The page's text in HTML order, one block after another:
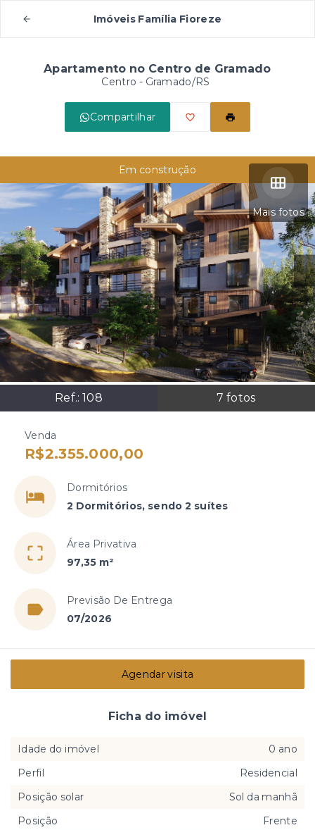
Imóveis Família Fioreze
Apartamento no Centro de Gramado
Centro - Gramado/RS
Compartilhar
Mais fotos
Ref.:108 7 fotos
Em construção
Venda
R$2.355.000,00
Dormitórios
2 Dormitórios, sendo 2 suítes
Área Privativa
97,35 m²
Previsão De Entrega
07/2026
Agendar visita
Ficha do imóvel
Idade do imóvel
0 ano
Perfil
Residencial
Posição solar
Sol da manhã
Posição
Frente